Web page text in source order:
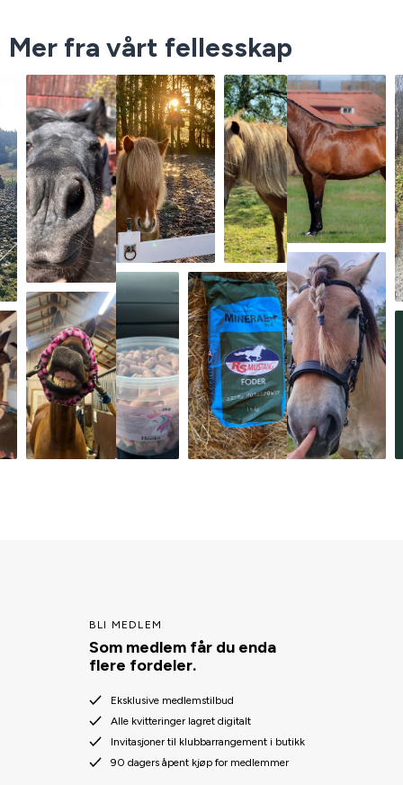
Mer fra vårt fellesskap
BLI MEDLEM
Som medlem får du enda
flere fordeler.
Eksklusive medlemstilbud
Alle kvitteringer lagret digitalt
Invitasjoner til klubbarrangement i butikk
90 dagers åpent kjøp for medlemmer